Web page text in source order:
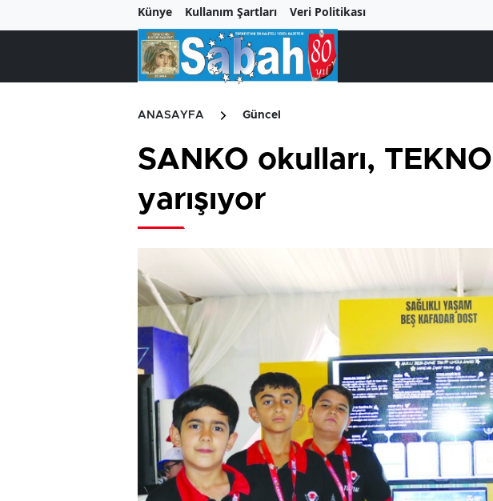
Künye Kullanım Şartları Veri Politikası
ANASAYFA Güncel
SANKO okulları,
yarışıyor
Sokak kedileri,
ol...